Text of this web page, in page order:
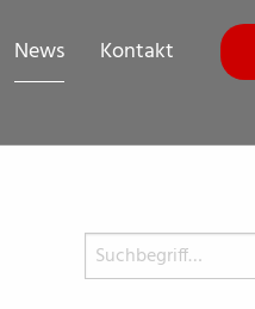
News Kontakt